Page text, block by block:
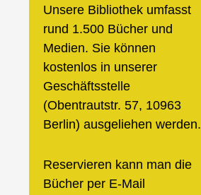
Unsere Bibliothek umfasst
rund 1.500 Bücher und
Medien. Sie können
kostenlos in unserer
Geschäftsstelle
(Obentrautstr. 57, 10963
Berlin) ausgeliehen werden.
Reservieren kann man die
Bücher per E-Mail